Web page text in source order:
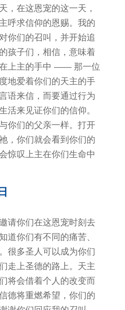
，在这恩宠的这一天，
呼求信仰的恩赐。我的
你们的召叫，并开始追
孩子们，相信，意味着
上主的手中 —— 那一位
地爱着你们的天主的手
语来信，而要通过行为
活来见证你们的信仰。
你们的父亲一样。打开
，你们就会看到你们的
惊叹上主在你们生命中
请你们在这恩宠时刻去
道你们有不同的痛苦、
很多圣人可以成为你们
走上圣德的路上。天主
将会借着个人的改变而
德将重燃希望，你们的